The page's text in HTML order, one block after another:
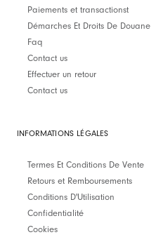
Paiements et transactionst
Démarches Et Droits De Douane
Faq
Contact us
Effectuer un retour
Contact us
INFORMATIONS LÉGALES
Termes Et Conditions De Vente
Retours et Remboursements
Conditions D'Utilisation
Confidentialité
Cookies